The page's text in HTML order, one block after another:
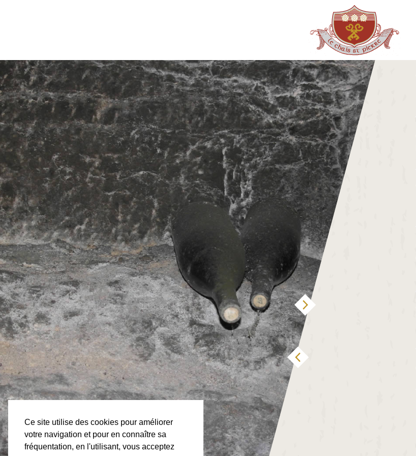
Ce site utilise des cookies pour améliorer
votre navigation et pour en connaître sa
fréquentation, en l'utilisant, vous acceptez